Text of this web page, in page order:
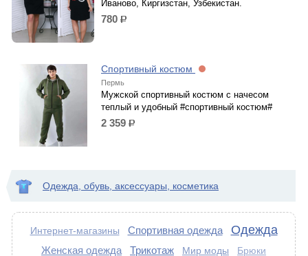
Иваново, Киргизстан, Узбекистан.
780 р.
Спортивный костюм
Пермь
Мужской спортивный костюм с начесом
теплый и удобный #спортивный костюм#
2 359 р.
Одежда, обувь, аксессуары, косметика
Интернет-магазины Спортивная одежда Одежда
Женская одежда Трикотаж Мир моды Брюки